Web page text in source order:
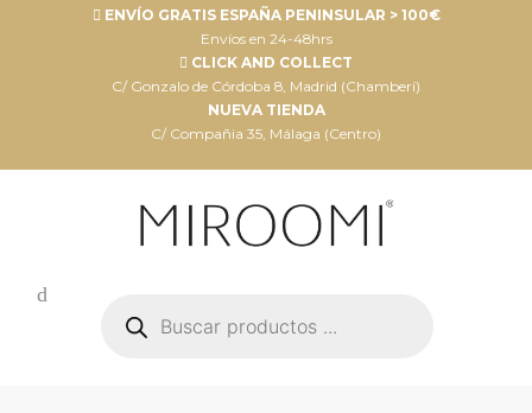
ENVÍO GRATIS ESPAÑA PENINSULAR > 100€
Envíos en 24-48hrs
CLICK AND COLLECT
C/ Gonzalo de Córdoba 8, Madrid (Chamberí)
NUEVA TIENDA
C/ Compañia 35, Málaga (Centro)
productos